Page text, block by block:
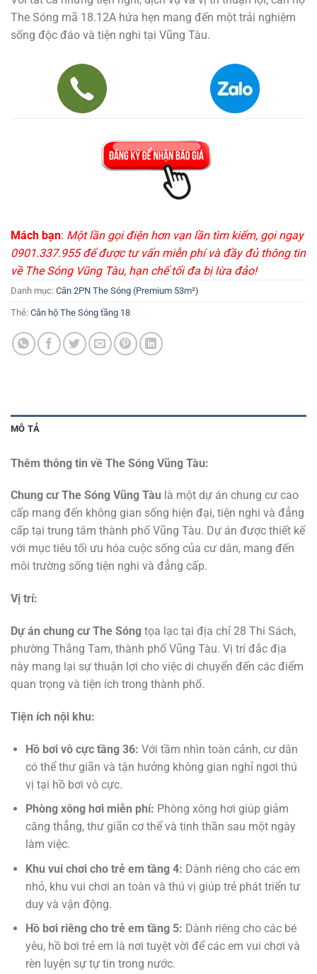
The Sóng mã 18.12A hứa hẹn mang đến một trải nghiệm
sống độc đáo và tiện nghi tại Vũng Tàu.
Mách bạn: Một lần gọi điện hơn vạn lần tìm kiếm, gọi ngay
0901.337.955 để được tư vấn miễn phí và đầy đủ thông tin
về The Sóng Vũng Tàu, hạn chế tối đa bị lừa đảo!
Danh mục: Căn 2PN The Sóng (Premium 53m²)
Thẻ: Căn hộ The Sóng tầng 18
MÔ TẢ
Thêm thông tin về The Sóng Vũng Tàu:
Chung cư The Sóng Vũng Tàu là một dự án chung cư cao
cấp mang đến không gian sống hiện đại, tiện nghi và đẳng
cấp tại trung tâm thành phố Vũng Tàu. Dự án được thiết kế
với mục tiêu tối ưu hóa cuộc sống của cư dân, mang đến
môi trường sống tiện nghi và đẳng cấp.
Vị trí:
Dự án chung cư The Sóng tọa lạc tại địa chỉ 28 Thi Sách,
phường Thắng Tam, thành phố Vũng Tàu. Vị trí đắc địa
này mang lại sự thuận lợi cho việc di chuyển đến các điểm
quan trọng và tiện ích trong thành phố.
Tiện ích nội khu:
Hồ bơi vô cực tầng 36: Với tầm nhìn toàn cảnh, cư dân
có thể thư giãn và tận hưởng không gian nghỉ ngơi thú
vị tại hồ bơi vô cực.
Phòng xông hơi miễn phí: Phòng xông hơi giúp giảm
căng thẳng, thư giãn cơ thể và tinh thần sau một ngày
làm việc.
Khu vui chơi cho trẻ em tầng 4: Dành riêng cho các em
nhỏ, khu vui chơi an toàn và thú vị giúp trẻ phát triển tư
duy và vận động.
Hồ bơi riêng cho trẻ em tầng 5: Dành riêng cho các bé
yêu, hồ bơi trẻ em là nơi tuyệt vời để các em vui chơi và
rèn luyện sự tự tin trong nước.